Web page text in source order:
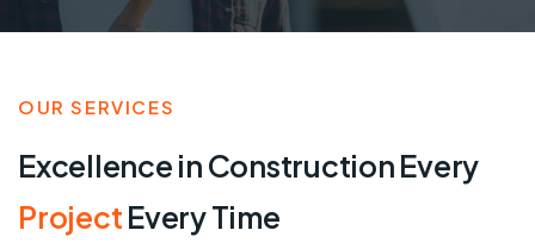
OUR SERVICES
Excellence in Construction Every
ProjectEvery Time